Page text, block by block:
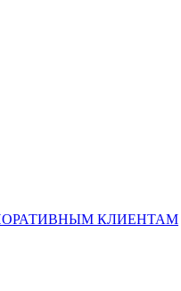
КЛИЕНТАМ